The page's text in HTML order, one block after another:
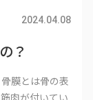
2024.04.08
？
膜とは骨の表
肉が付いてい